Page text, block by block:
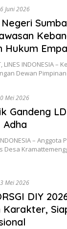
Juni 2026
Hukum
LINES INDONESIA
Dewan
Mei 2026
Gandeng
INDONESIA –
Desa
Mei 2026
DIY
Karakter,